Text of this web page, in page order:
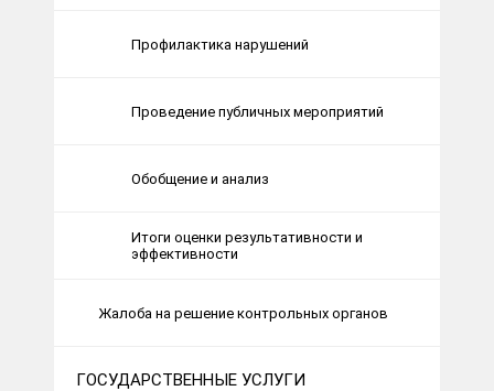
Профилактика нарушений
Проведение публичных мероприятий
Обобщение и анализ
Итоги оценки результативности и
эффективности
Жалоба на решение контрольных органов
ГОСУДАРСТВЕННЫЕ УСЛУГИ